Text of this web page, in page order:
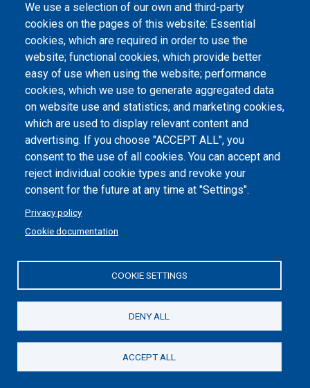
More publicationsLess publications
Knowledge Valorisation
Technology transfer
MACCHINA PER IL TAGLIO AUTOMATICO
DELL'INVOLUCRO ESTERNO DEI RIFIUTI GRANDI
BIANCHI RAEE R2.. national Patent
Inventors: Andrea Beltramo Teresa Maria Berruti
We use a selection of our own and third-party
cookies on the pages of this website: Essential
cookies, which are required in order to use the
website; functional cookies, which provide better
easy of use when using the website; performance
cookies, which we use to generate aggregated data
on website use and statistics; and marketing cookies,
which are used to display relevant content and
advertising. If you choose "ACCEPT ALL", you
consent to the use of all cookies. You can accept and
reject individual cookie types and revoke your
consent for the future at any time at "Settings".
Privacy policy
Cookie documentation
COOKIE SETTINGS
DENY ALL
ACCEPT ALL
Since 1859 our students have been changing
the world. Support their idea of the future.
next
Piè
Contact
Maps